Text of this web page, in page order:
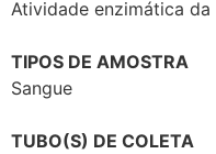
Atividade enzimática da
TIPOS DE AMOSTRA
Sangue
TUBO(S) DE COLETA